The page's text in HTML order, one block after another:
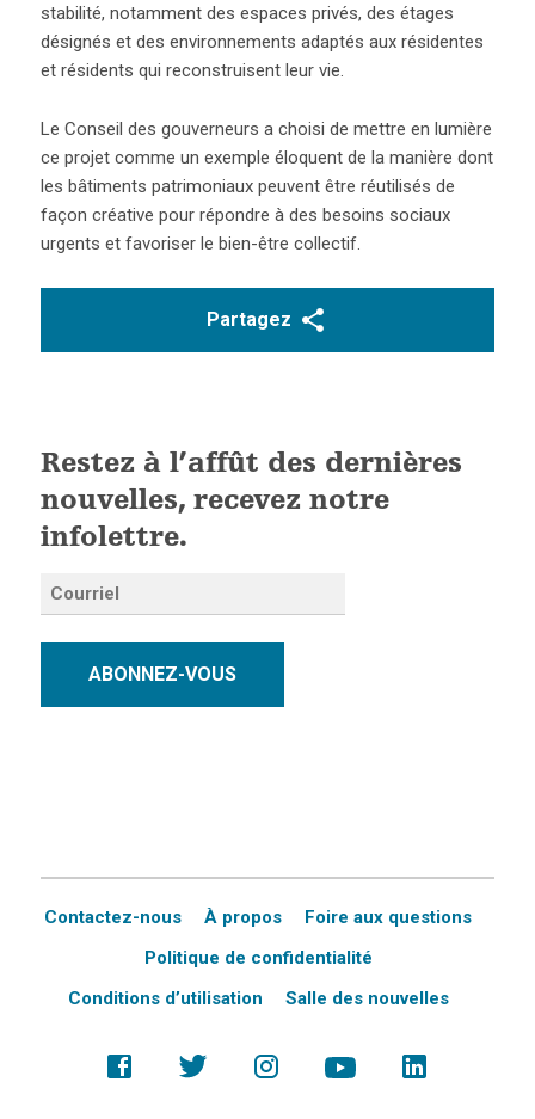
stabilité, notamment des espaces privés, des étages
désignés et des environnements adaptés aux résidentes
et résidents qui reconstruisent leur vie.
Le Conseil des gouverneurs a choisi de mettre en lumière
ce projet comme un exemple éloquent de la manière dont
les bâtiments patrimoniaux peuvent être réutilisés de
façon créative pour répondre à des besoins sociaux
urgents et favoriser le bien-être collectif.
Partagez
Restez à l’affût des dernières
nouvelles, recevez notre
infolettre.
ABONNEZ-VOUS
Contactez-nous À propos
Foire aux questions
Politique de confidentialité
Conditions d’utilisation
Salle des nouvelles